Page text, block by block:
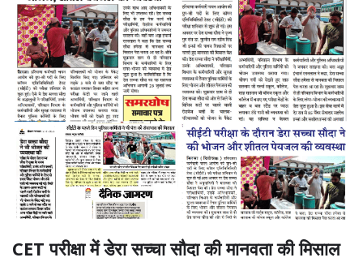
CET परीक्षा में डेरा सच्चा सौदा की मानवता की मिसाल